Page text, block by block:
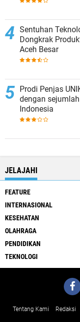
Sentuhan
Dongkrak
Aceh Besar
Prodi Penjas
dengan
Indonesia
JELAJAHI
FEATURE
INTERNASIONAL
KESEHATAN
OLAHRAGA
PENDIDIKAN
TEKNOLOGI
Tentang Kami Redaksi